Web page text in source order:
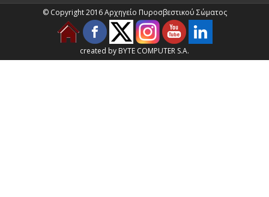
© Copyright 2016 Αρχηγείο Πυροσβεστικού Σώματος
created by BYTE COMPUTER S.A.